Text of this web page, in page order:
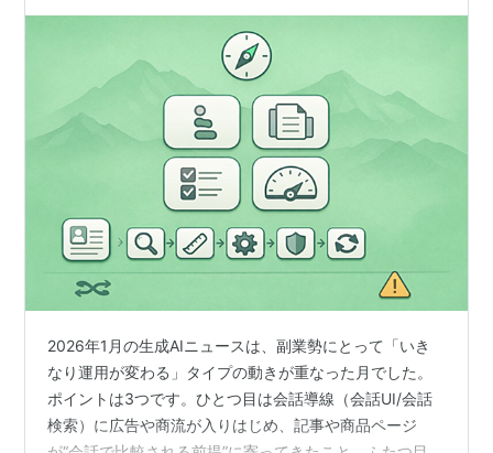
2026年1月の生成AIニュースは、副業勢にとって「いき
なり運用が変わる」タイプの動きが重なった月でした。
ポイントは3つです。ひとつ目は会話導線（会話UI/会話
検索）に広告や商流が入りはじめ、記事や商品ページ